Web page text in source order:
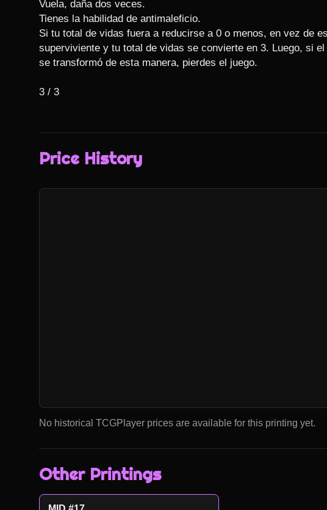
Vuela, daña dos veces.
Tienes la habilidad de antimaleficio.
Si tu total de vidas fuera a reducirse a 0 o menos, en vez de
superviviente y tu total de vidas se convierte en 3. Luego, si
se transformó de esta manera, pierdes el juego.
3 / 3
Price History
No historical TCGPlayer prices are available for this printing yet.
Other Printings